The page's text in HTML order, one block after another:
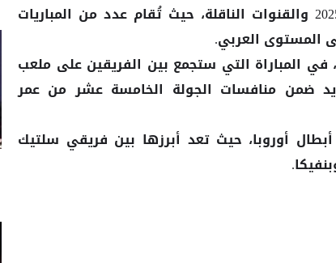
جدول مباريات اليوم الأربعاء 12 فبراير 2025 والقنوات الناقلة، حيث تُقام عدد من المباريات
المستوى العربي.
في المباراة التي ستجمع بين الفريقين على ملعب
ضمن منافسات الجولة الخامسة عشر من عمر
دوري أبطال أوروبا، حيث تعد أبرزها بين فريقي سلتيك